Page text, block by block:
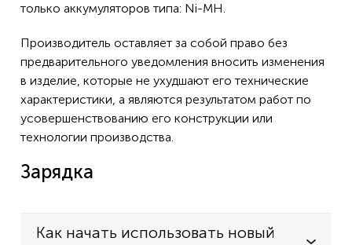
DT200
DT-200
DT230
DT260
DT288
DT-288
DT290
DT292
только аккумуляторов типа: Ni-MH.
Производитель оставляет за собой право без
предварительного уведомления вносить изменения
в изделие, которые не ухудшают его технические
характеристики, а являются результатом работ по
усовершенствованию его конструкции или
технологии производства.
Зарядка
Как начать использовать новый